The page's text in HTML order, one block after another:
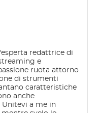
redattrice di
e
ruota attorno
di strumenti
caratteristiche
anche
Unitevi a me in